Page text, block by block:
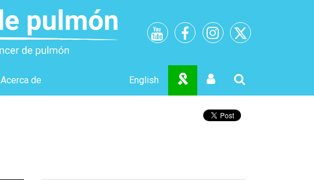
Acerca de English